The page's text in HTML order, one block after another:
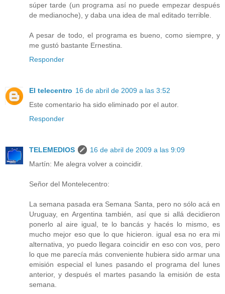
súper tarde (un programa así no puede empezar después
de medianoche), y daba una idea de mal editado terrible.
A pesar de todo, el programa es bueno, como siempre, y
me gustó bastante Ernestina.
Responder
El telecentro 16 de abril de 2009 a las 3:52
Este comentario ha sido eliminado por el autor.
Responder
TELEMEDIOS
16 de abril de 2009 a las 9:09
Martín: Me alegra volver a coincidir.
Señor del Montelecentro:
La semana pasada era Semana Santa, pero no sólo acá en
Uruguay, en Argentina también, así que si allá decidieron
ponerlo al aire igual, te lo bancás y hacés lo mismo, es
mucho mejor eso que lo que hicieron. igual esa no era mi
alternativa, yo puedo llegara coincidir en eso con vos, pero
lo que me parecía más conveniente hubiera sido armar una
emisión especial el lunes pasando el programa del lunes
anterior, y después el martes pasando la emisión de esta
semana.